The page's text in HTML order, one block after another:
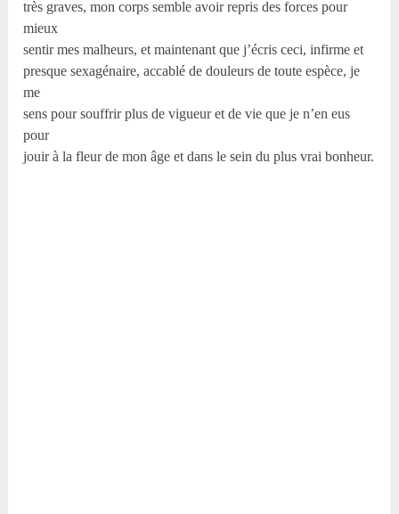
très graves, mon corps semble avoir repris des forces pour
mieux
sentir mes malheurs, et maintenant que j’écris ceci, infirme et
presque sexagénaire, accablé de douleurs de toute espèce, je
me
sens pour souffrir plus de vigueur et de vie que je n’en eus
pour
jouir à la fleur de mon âge et dans le sein du plus vrai bonheur.